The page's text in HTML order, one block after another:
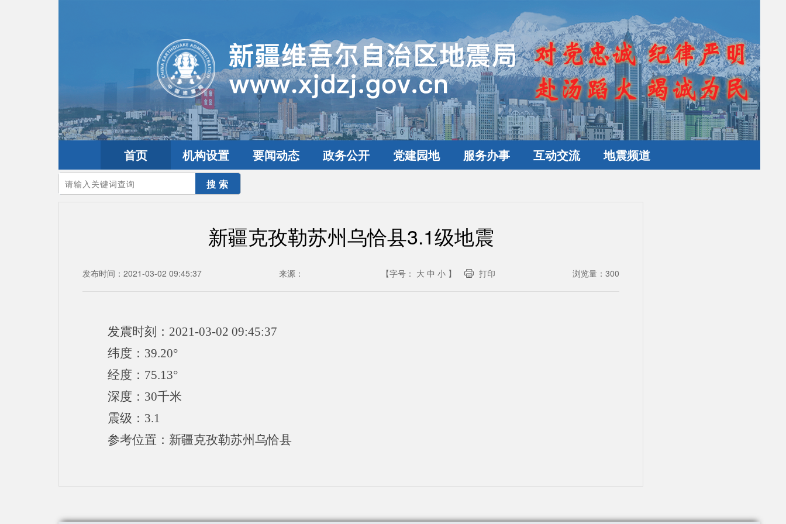
首页 机构设置 要闻动态 政务公开 党建园地 服务办事 互动交流 地震频道
您的当前位置：首页>地震频道 新疆震讯
新疆克孜勒苏州乌恰县3.1级地震
发布时间：2021-03-02 09:45:37 来源： 【字号： 大 中 小 】 打印 浏览量： 300
发震时刻：2021-03-02 09:45:37
纬度：39.20°
经度：75.13°
深度：30千米
震级：3.1
参考位置：新疆克孜勒苏州乌恰县